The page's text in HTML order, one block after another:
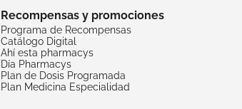
Recompensas y promociones
Programa de Recompensas
Catálogo Digital
Ahí esta pharmacys
Día Pharmacys
Plan de Dosis Programada
Plan Medicina Especialidad